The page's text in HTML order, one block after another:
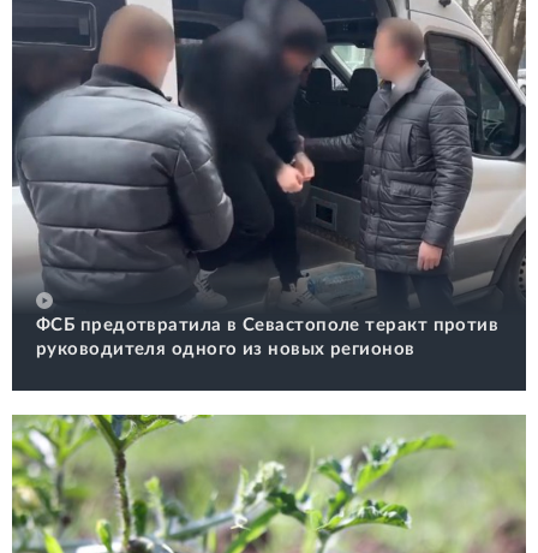
ФСБ предотвратила в Севастополе теракт против
руководителя одного из новых регионов